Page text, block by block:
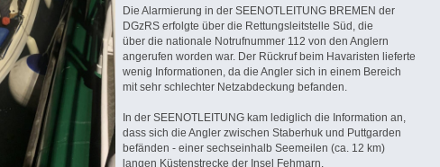
Die Alarmierung in der SEENOTLEITUNG BREMEN der
DGzRS erfolgte über die Rettungsleitstelle Süd, die
über die nationale Notrufnummer 112 von den Anglern
angerufen worden war. Der Rückruf beim Havaristen lieferte
wenig Informationen, da die Angler sich in einem Bereich
mit sehr schlechter Netzabdeckung befanden.
In der SEENOTLEITUNG kam lediglich die Information an,
dass sich die Angler zwischen Staberhuk und Puttgarden
befänden - einer sechseinhalb Seemeilen (ca. 12 km)
langen Küstenstrecke der Insel Fehmarn.